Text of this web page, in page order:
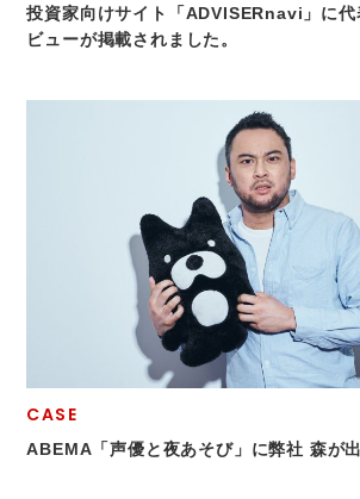
投資家向けサイト「ADVISERnavi」に代
ビューが掲載されました。
CASE
ABEMA「声優と夜あそび」に弊社 森が